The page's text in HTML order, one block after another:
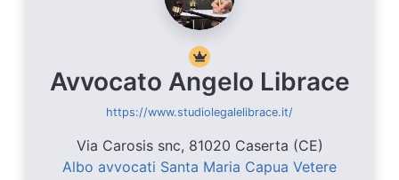
Avvocato Angelo Librace
https://www.studiolegalelibrace.it/
Via Carosis snc, 81020 Caserta (CE)
Albo avvocati Santa Maria Capua Vetere